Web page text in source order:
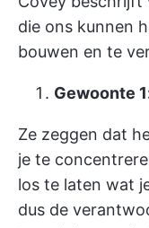
die ons kunnen
bouwen en te
Gewoonte
Ze zeggen dat
je te
los te laten wat
dus de